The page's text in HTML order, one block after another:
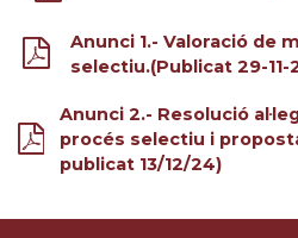
Anunci 1.- Valoració de
selectiu.(Publicat 29-11-
Anunci 2.- Resolució
procés selectiu i
publicat 13/12/24)